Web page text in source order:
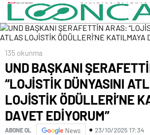
KATILMAYA DAVET EDİYORUM”
135 okunma
UND BAŞKANI
“LOJİSTİK DÜNYASINI
LOJİSTİK ÖDÜLLERİ’NE
DAVET EDİYORUM”
ABONE OL News 23/10/2025 17:34